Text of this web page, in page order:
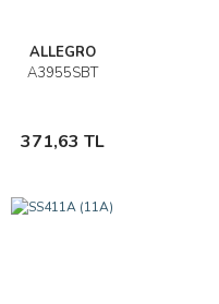
ALLEGRO
A3955SBT
371,63 TL
İncele
Sepete Ekle